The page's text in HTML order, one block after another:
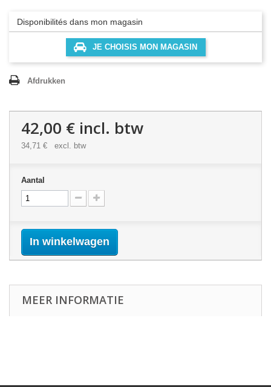
Disponibilités dans mon magasin
JE CHOISIS MON MAGASIN
Afdrukken
42,00 € incl. btw
34,71 € excl. btw
Aantal
In winkelwagen
MEER INFORMATIE